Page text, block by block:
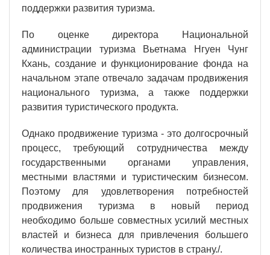
поддержки развития туризма.
По оценке директора Национальной
администрации туризма Вьетнама Нгуен Чунг
Кхань, создание и функционирование фонда на
начальном этапе отвечало задачам продвижения
национального туризма, а также поддержки
развития туристического продукта.
Однако продвижение туризма - это долгосрочный
процесс, требующий сотрудничества между
государственными органами управления,
местными властями и туристическим бизнесом.
Поэтому для удовлетворения потребностей
продвижения туризма в новый период
необходимо больше совместных усилий местных
властей и бизнеса для привлечения большего
количества иностранных туристов в страну./.